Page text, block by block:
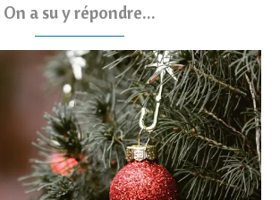
On a su y répondre...